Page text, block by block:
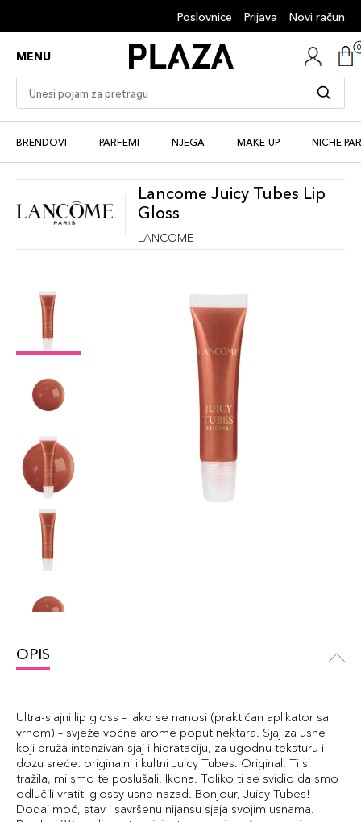
Poslovnice Prijava Novi račun
MENU
BRENDOVI PARFEMI NJEGA MAKE-UP NICHE
Lancome Juicy Tubes Lip
Gloss
LANCOME
OPIS
Ultra-sjajni lip gloss – lako se nanosi (praktičan aplikator sa
vrhom) – svježe voćne arome poput nektara. Sjaj za usne
koji pruža intenzivan sjaj i hidrataciju, za ugodnu teksturu i
dozu sreće: originalni i kultni Juicy Tubes. Original. Ti si
tražila, mi smo te poslušali. Ikona. Toliko ti se svidio da smo
odlučili vratiti glossy usne nazad. Bonjour, Juicy Tubes!
Dodaj moć, stav i savršenu nijansu sjaja svojim usnama.